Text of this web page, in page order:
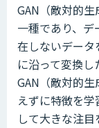
GAN（敵対的
一種であり、
在しないデー
に沿って変換
GAN（敵対的
えずに特徴を
して大きな注